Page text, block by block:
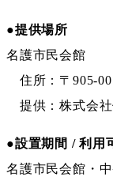
●提供場所
名護市民会館
住所：〒905-
提供：株式会社
●設置期間 / 利用
名護市民会館・